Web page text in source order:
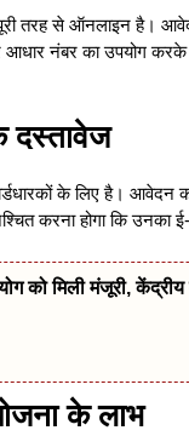
तरह से ऑनलाइन है।
नंबर का उपयोग करके
दस्तावेज
के लिए है। आवेदन
करना होगा कि उनका
को मिली मंजूरी, केंद्रीय
के लाभ